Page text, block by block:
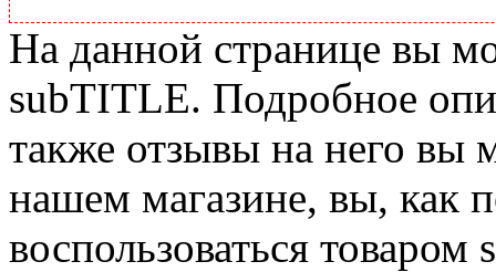
На данной странице вы
subTITLE. Подробное
также отзывы на него вы
нашем магазине, вы, как
воспользоваться